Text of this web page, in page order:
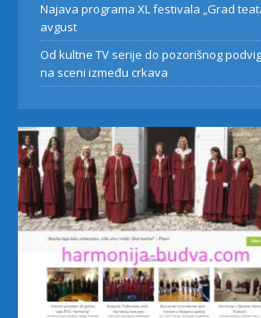
Najava programa XL festivala „Grad
avgust
Od kultne TV serije do pozorišnog
na sceni između crkava